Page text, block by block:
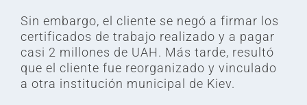
Sin embargo, el cliente se negó a firmar los
certificados de trabajo realizado y a pagar
casi 2 millones de UAH. Más tarde, resultó
que el cliente fue reorganizado y vinculado
a otra institución municipal de Kiev.